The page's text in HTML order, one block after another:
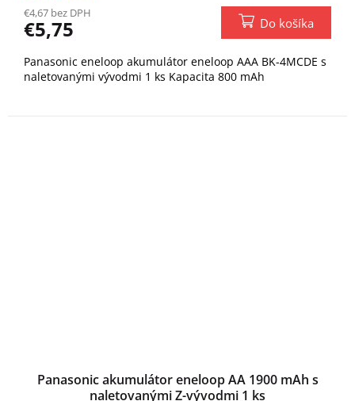
€4,67 bez DPH
€5,75 Do košíka
Panasonic eneloop akumulátor eneloop AAA BK-4MCDE s
naletovanými vývodmi 1 ks Kapacita 800 mAh
Panasonic akumulátor eneloop AA 1900 mAh s
naletovanými Z-vývodmi 1 ks